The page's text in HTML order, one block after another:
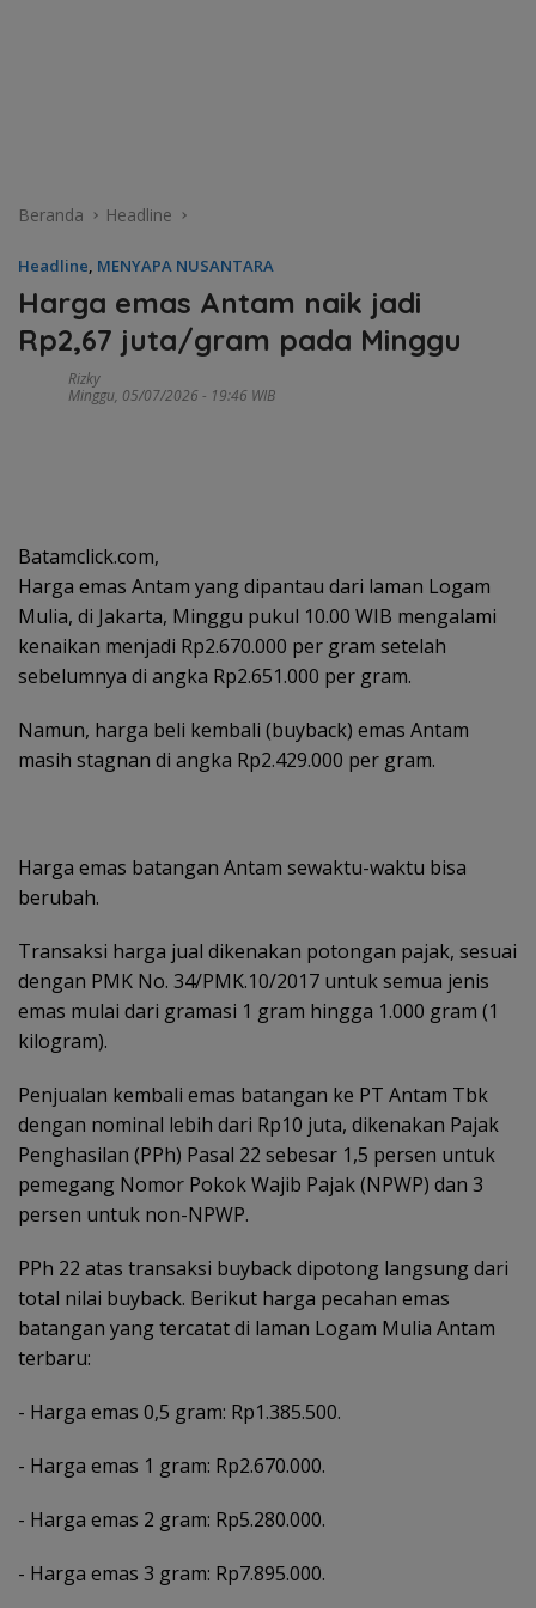
Beranda Headline
Headline, MENYAPA NUSANTARA
Harga emas Antam naik jadi
Rp2,67 juta/gram pada Minggu
Rizky
Minggu, 05/07/2026 - 19:46 WIB
Batamclick.com,
Harga emas Antam yang dipantau dari laman Logam
Mulia, di Jakarta, Minggu pukul 10.00 WIB mengalami
kenaikan menjadi Rp2.670.000 per gram setelah
sebelumnya di angka Rp2.651.000 per gram.
Namun, harga beli kembali (buyback) emas Antam
masih stagnan di angka Rp2.429.000 per gram.
Harga emas batangan Antam sewaktu-waktu bisa
berubah.
‎Transaksi harga jual dikenakan potongan pajak, sesuai
dengan PMK No. 34/PMK.10/2017 untuk semua jenis
emas mulai dari gramasi 1 gram hingga 1.000 gram (1
kilogram).
Penjualan kembali emas batangan ke PT Antam Tbk
dengan nominal lebih dari Rp10 juta, dikenakan Pajak
Penghasilan (PPh) Pasal 22 sebesar 1,5 persen untuk
pemegang Nomor Pokok Wajib Pajak (NPWP) dan 3
persen untuk non-NPWP.
PPh 22 atas transaksi buyback dipotong langsung dari
total nilai buyback. Berikut harga pecahan emas
batangan yang tercatat di laman Logam Mulia Antam
terbaru:
‎- Harga emas 0,5 gram: Rp1.385.500.
‎- ⁠Harga emas 1 gram: Rp2.670.000.
‎- ⁠Harga emas 2 gram: Rp5.280.000.
‎- ⁠Harga emas 3 gram: Rp7.895.000.